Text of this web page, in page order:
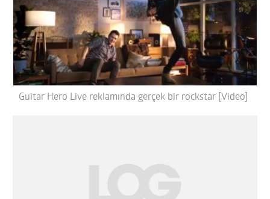
Guitar Hero Live reklamında gerçek bir rockstar [Video]